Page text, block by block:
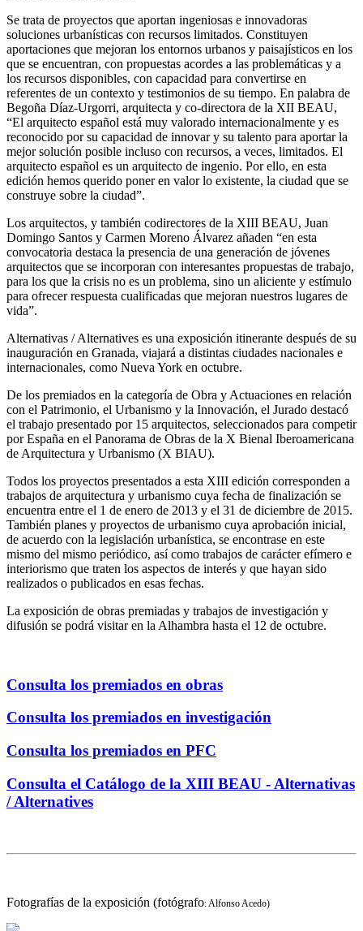
Se trata de proyectos que aportan ingeniosas e innovadoras
soluciones urbanísticas con recursos limitados. Constituyen
aportaciones que mejoran los entornos urbanos y paisajísticos en los
que se encuentran, con propuestas acordes a las problemáticas y a
los recursos disponibles, con capacidad para convertirse en
referentes de un contexto y testimonios de su tiempo. En palabra de
Begoña Díaz-Urgorri, arquitecta y co-directora de la XII BEAU,
“El arquitecto español está muy valorado internacionalmente y es
reconocido por su capacidad de innovar y su talento para aportar la
mejor solución posible incluso con recursos, a veces, limitados. El
arquitecto español es un arquitecto de ingenio. Por ello, en esta
edición hemos querido poner en valor lo existente, la ciudad que se
construye sobre la ciudad”.
Los arquitectos, y también codirectores de la XIII BEAU, Juan
Domingo Santos y Carmen Moreno Álvarez añaden “en esta
convocatoria destaca la presencia de una generación de jóvenes
arquitectos que se incorporan con interesantes propuestas de trabajo,
para los que la crisis no es un problema, sino un aliciente y estímulo
para ofrecer respuesta cualificadas que mejoran nuestros lugares de
vida”.
Alternativas / Alternatives es una exposición itinerante después de su
inauguración en Granada, viajará a distintas ciudades nacionales e
internacionales, como Nueva York en octubre.
De los premiados en la categoría de Obra y Actuaciones en relación
con el Patrimonio, el Urbanismo y la Innovación, el Jurado destacó
el trabajo presentado por 15 arquitectos, seleccionados para competir
por España en el Panorama de Obras de la X Bienal Iberoamericana
de Arquitectura y Urbanismo (X BIAU).
Todos los proyectos presentados a esta XIII edición corresponden a
trabajos de arquitectura y urbanismo cuya fecha de finalización se
encuentra entre el 1 de enero de 2013 y el 31 de diciembre de 2015.
También planes y proyectos de urbanismo cuya aprobación inicial,
de acuerdo con la legislación urbanística, se encontrase en este
mismo del mismo periódico, así como trabajos de carácter efímero e
interiorismo que traten los aspectos de interés y que hayan sido
realizados o publicados en esas fechas.
La exposición de obras premiadas y trabajos de investigación y
difusión se podrá visitar en la Alhambra hasta el 12 de octubre.
Consulta los premiados en obras
Consulta los premiados en investigación
Consulta los premiados en PFC
Consulta el Catálogo de la XIII BEAU - Alternativas
/ Alternatives
Fotografías de la exposición (fotógrafo: Alfonso Acedo)